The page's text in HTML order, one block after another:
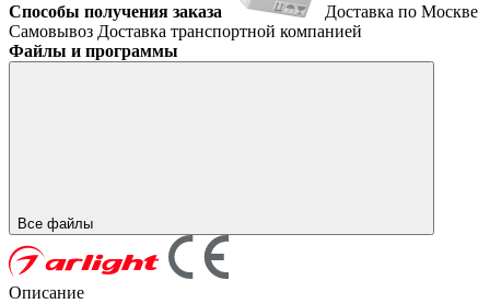
Способы получения заказа
Доставка по Москве
Самовывоз Доставка транспортной компанией
Файлы и программы
Все файлы
Описание